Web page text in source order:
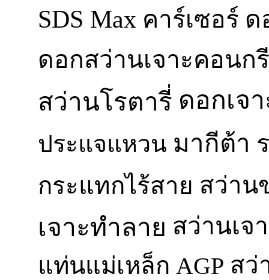
SDS Max คาร์เซอร์ ด
ดอกสว่านเจาะคอนก
สว่านโรตารี่ ดอกเจ
ประแจแหวน มากีต้า
กระแทกไร้สาย สว่าน
เจาะทำลาย สว่านเจ
แท่นแม่เหล็ก AGP สว่